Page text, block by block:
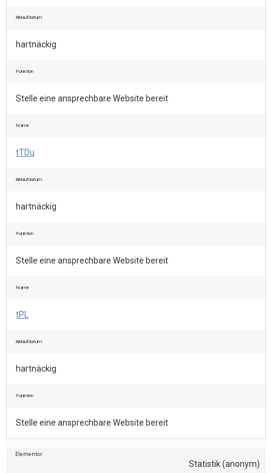
Ablaufdatum
hartnäckig
Funktion
Stelle eine ansprechbare Website bereit
Name
tTDu
Ablaufdatum
hartnäckig
Funktion
Stelle eine ansprechbare Website bereit
Name
tPL
Ablaufdatum
hartnäckig
Funktion
Stelle eine ansprechbare Website bereit
Elementor
Statistik (anonym)